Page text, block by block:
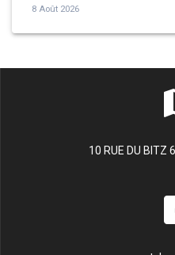
8 Août 2026
10 RUE DU BITZ